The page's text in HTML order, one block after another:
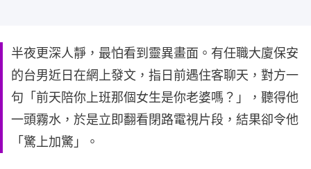
半夜更深人靜，最怕看到靈異畫面。有任職大廈保安
的台男近日在網上發文，指日前遇住客聊天，對方一
句「前天陪你上班那個女生是你老婆嗎？」，聽得他
一頭霧水，於是立即翻看閉路電視片段，結果卻令他
「驚上加驚」。